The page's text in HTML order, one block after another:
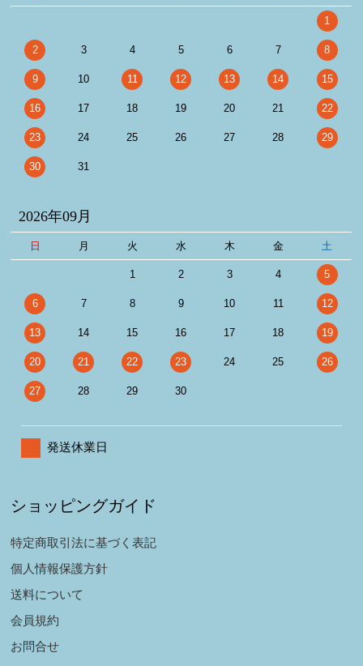
1
2 3 4 5 6 7 8
9 10 11 12 13 14 15
16 17 18 19 20 21 22
23 24 25 26 27 28 29
30 31
2026年09月
日 月 火 水 木 金 土
1 2 3 4 5
6 7 8 9 10 11 12
13 14 15 16 17 18 19
20 21 22 23 24 25 26
27 28 29 30
発送休業日
ショッピングガイド
特定商取引法に基づく表記
個人情報保護方針
送料について
会員規約
お問合せ